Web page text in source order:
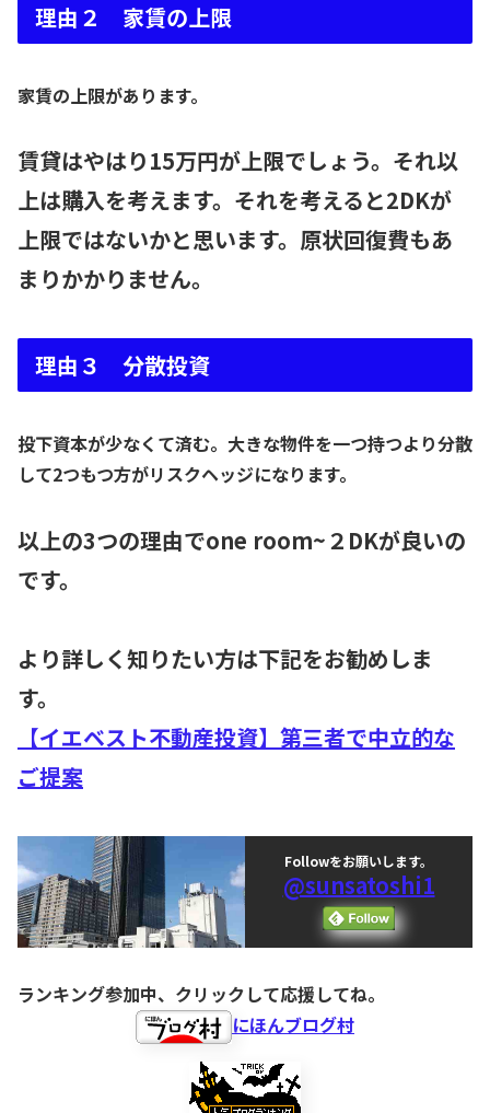
理由２ 家賃の上限
家賃の上限があります。
賃貸はやはり15万円が上限でしょう。それ以
上は購入を考えます。それを考えると2DKが
上限ではないかと思います。原状回復費もあ
まりかかりません。
理由３ 分散投資
投下資本が少なくて済む。大きな物件を一つ持つより分散
して2つもつ方がリスクヘッジになります。
以上の3つの理由でone room~２DKが良いの
です。
より詳しく知りたい方は下記をお勧めしま
す。
【イエベスト不動産投資】第三者で中立的な
ご提案
Followをお願いします。
@sunsatoshi1
ランキング参加中、クリックして応援してね。
にほんブログ村